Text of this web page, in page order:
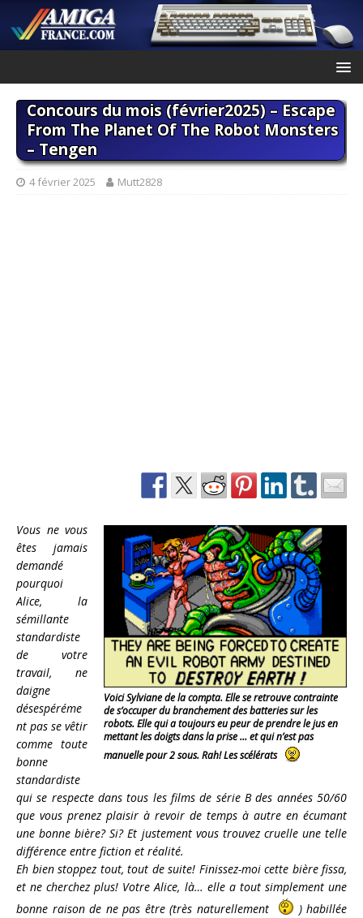
Concours du mois (février2025) – Escape
From The Planet Of The Robot Monsters
– Tengen
4 février 2025 Mutt2828
Voici Sylviane de la compta. Elle se retrouve contrainte
de s’occuper du branchement des batteries sur les
robots. Elle qui a toujours eu peur de prendre le jus en
mettant les doigts dans la prise … et qui n’est pas
manuelle pour 2 sous. Rah! Les scélérats
Vous ne vous
êtes jamais
demandé
pourquoi
Alice, la
sémillante
standardiste
de votre
travail, ne
daigne
désespéréme
nt pas se vêtir
comme toute
bonne
standardiste
qui se respecte dans tous les films de série B des années 50/60
que vous prenez plaisir à revoir de temps à autre en écumant
une bonne bière? Si? Et justement vous trouvez cruelle une telle
différence entre fiction et réalité.
Eh bien stoppez tout, tout de suite! Finissez-moi cette bière fissa,
et ne cherchez plus! Votre Alice, là… elle a tout simplement une
bonne raison de ne pas être (très naturellement
) habillée